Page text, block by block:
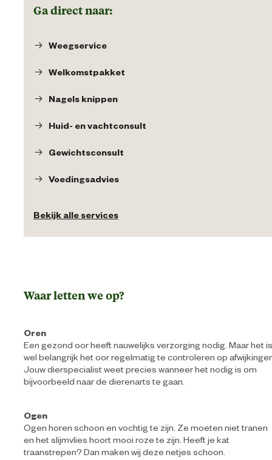
Ga direct naar:
Weegservice
Welkomstpakket
Nagels knippen
Huid- en vachtconsult
Gewichtsconsult
Voedingsadvies
Bekijk alle services
Waar letten we op?
Oren
Een gezond oor heeft nauwelijks verzorging nodig. Maar het is
wel belangrijk het oor regelmatig te controleren op
Jouw dierspecialist weet precies wanneer het nodig is om
bijvoorbeeld naar de dierenarts te gaan.
Ogen
Ogen horen schoon en vochtig te zijn. Ze moeten niet tranen
en het slijmvlies hoort mooi roze te zijn. Heeft je kat
traanstrepen? Dan maken wij deze netjes schoon.